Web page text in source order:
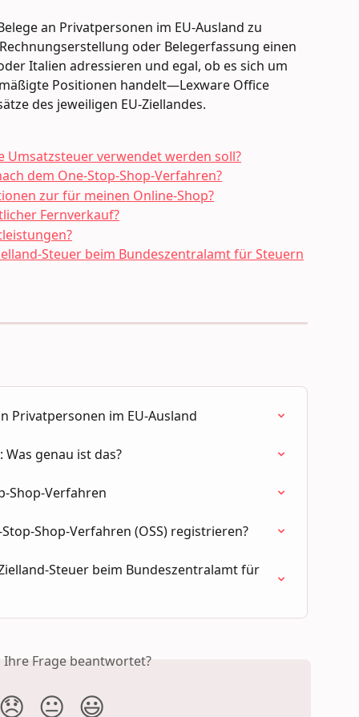
an Privatpersonen im EU-Ausland zu
oder Belegerfassung einen
Italien adressieren und egal, ob es sich um
Positionen handelt—Lexware Office
des jeweiligen EU-Ziellandes.
Umsatzsteuer verwendet werden soll?
dem One-Stop-Shop-Verfahren?
zur für meinen Online-Shop?
Fernverkauf?
Steuer beim Bundeszentralamt für Steuern
Privatpersonen im EU-Ausland
genau ist das?
Shop-Verfahren
Shop-Verfahren (OSS) registrieren?
Steuer beim Bundeszentralamt für
Ihre Frage beantwortet?
😐 😃